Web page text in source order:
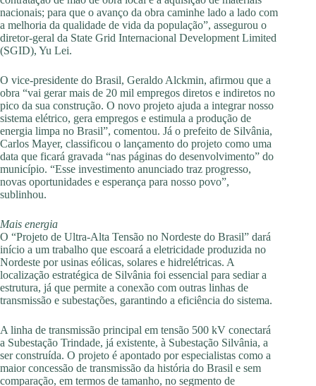
nacionais; para que o avanço da obra caminhe lado a lado com
a melhoria da qualidade de vida da população”, assegurou o
diretor-geral da State Grid Internacional Development Limited
(SGID), Yu Lei.
O vice-presidente do Brasil, Geraldo Alckmin, afirmou que a
obra “vai gerar mais de 20 mil empregos diretos e indiretos no
pico da sua construção. O novo projeto ajuda a integrar nosso
sistema elétrico, gera empregos e estimula a produção de
energia limpa no Brasil”, comentou. Já o prefeito de Silvânia,
Carlos Mayer, classificou o lançamento do projeto como uma
data que ficará gravada “nas páginas do desenvolvimento” do
município. “Esse investimento anunciado traz progresso,
novas oportunidades e esperança para nosso povo”,
sublinhou.
Mais energia
O “Projeto de Ultra-Alta Tensão no Nordeste do Brasil” dará
início a um trabalho que escoará a eletricidade produzida no
Nordeste por usinas eólicas, solares e hidrelétricas. A
localização estratégica de Silvânia foi essencial para sediar a
estrutura, já que permite a conexão com outras linhas de
transmissão e subestações, garantindo a eficiência do sistema.
A linha de transmissão principal em tensão 500 kV conectará
a Subestação Trindade, já existente, à Subestação Silvânia, a
ser construída. O projeto é apontado por especialistas como a
maior concessão de transmissão da história do Brasil e sem
comparação, em termos de tamanho, no segmento de